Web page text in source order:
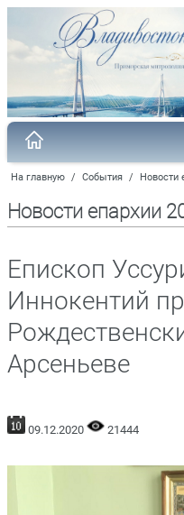
На главную / События / Новости
Новости епархии
Епископ
Иннокентий
Арсеньеве
09.12.2020 21444